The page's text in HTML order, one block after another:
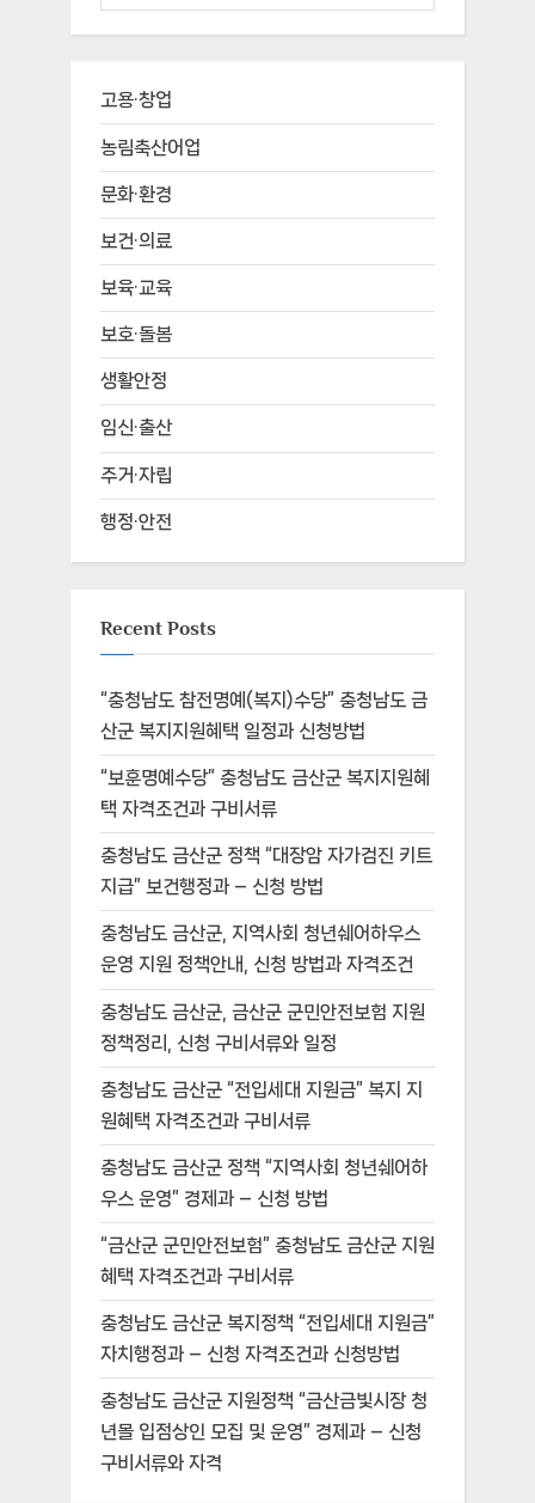
고용·창업
농림축산어업
문화·환경
보건·의료
보육·교육
보호·돌봄
생활안정
임신·출산
주거·자립
행정·안전
Recent Posts
“충청남도 참전명예(복지)수당” 충청남도 금
산군 복지지원혜택 일정과 신청방법
“보훈명예수당” 충청남도 금산군 복지지원혜
택 자격조건과 구비서류
충청남도 금산군 정책 “대장암 자가검진 키트
지급” 보건행정과 – 신청 방법
충청남도 금산군, 지역사회 청년쉐어하우스
운영 지원 정책안내, 신청 방법과 자격조건
충청남도 금산군, 금산군 군민안전보험 지원
정책정리, 신청 구비서류와 일정
충청남도 금산군 “전입세대 지원금” 복지 지
원혜택 자격조건과 구비서류
충청남도 금산군 정책 “지역사회 청년쉐어하
우스 운영” 경제과 – 신청 방법
“금산군 군민안전보험” 충청남도 금산군 지원
혜택 자격조건과 구비서류
충청남도 금산군 복지정책 “전입세대 지원금”
자치행정과 – 신청 자격조건과 신청방법
충청남도 금산군 지원정책 “금산금빛시장 청
년몰 입점상인 모집 및 운영” 경제과 – 신청
구비서류와 자격